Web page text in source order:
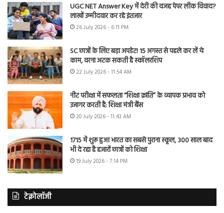
UGC NET Answer Key में देरी की वजह पेपर लीक विवाद?
लाखों उम्मीदवार कर रहे इंतजार
26 July 2026 - 6:11 PM
SC छात्रों के लिए बड़ा अपडेट! 15 अगस्त से पहले कर लें ये
काम, वरना अटक सकती है स्कॉलरशिप
22 July 2026 - 11:54 AM
नीट परीक्षा में सफलता “शिक्षा क्रांति” के व्यापक प्रभाव को
उजागर करती है: शिक्षा मंत्री बैंस
20 July 2026 - 11:43 AM
1715 में शुरू हुआ भारत का सबसे पुराना स्कूल, 300 साल बाद
भी दे रहा है हजारों छात्रों को शिक्षा
19 July 2026 - 7:14 PM
टेक्नोलॉजी